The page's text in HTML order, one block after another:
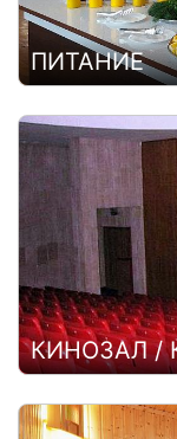
ПИТАНИЕ
КИНОЗАЛ /